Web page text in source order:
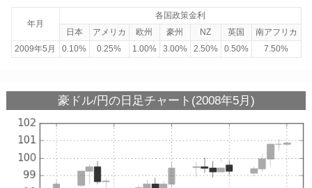
年月
各国政策金利
日本
アメリカ 欧州 豪州 NZ 英国
南アフリカ
2009年5月
0.10% 0.25% 1.00% 3.00% 2.50% 0.50% 7.50%
豪ドル/円の日足チャート(2008年5月)